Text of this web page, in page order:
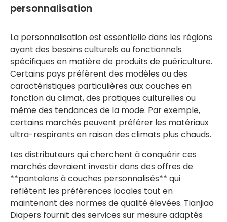
personnalisation
La personnalisation est essentielle dans les régions
ayant des besoins culturels ou fonctionnels
spécifiques en matière de produits de puériculture.
Certains pays préfèrent des modèles ou des
caractéristiques particulières aux couches en
fonction du climat, des pratiques culturelles ou
même des tendances de la mode. Par exemple,
certains marchés peuvent préférer les matériaux
ultra-respirants en raison des climats plus chauds.
Les distributeurs qui cherchent à conquérir ces
marchés devraient investir dans des offres de
**pantalons à couches personnalisés** qui
reflètent les préférences locales tout en
maintenant des normes de qualité élevées. Tianjiao
Diapers fournit des services sur mesure adaptés